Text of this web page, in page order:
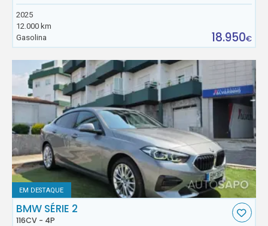
2025
12.000 km
Gasolina
18.950€
EM DESTAQUE
BMW SÉRIE 2
116CV - 4P